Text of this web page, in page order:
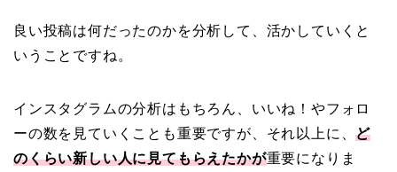
良い投稿は何だったのかを分析して、活かしていくと
いうことですね。
インスタグラムの分析はもちろん、いいね！やフォロ
ーの数を見ていくことも重要ですが、それ以上に、ど
のくらい新しい人に見てもらえたかが重要になりま